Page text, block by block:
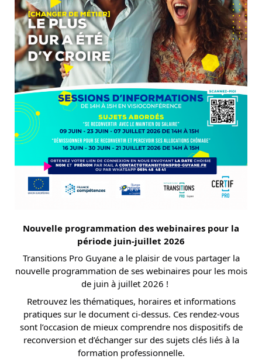
Nouvelle programmation des webinaires pour la
période juin-juillet 2026
Transitions Pro Guyane a le plaisir de vous partager la
nouvelle programmation de ses webinaires pour les mois
de juin à juillet 2026 !
Retrouvez les thématiques, horaires et informations
pratiques sur le document ci-dessus. Ces rendez-vous
sont l’occasion de mieux comprendre nos dispositifs de
reconversion et d’échanger sur des sujets clés liés à la
formation professionnelle.